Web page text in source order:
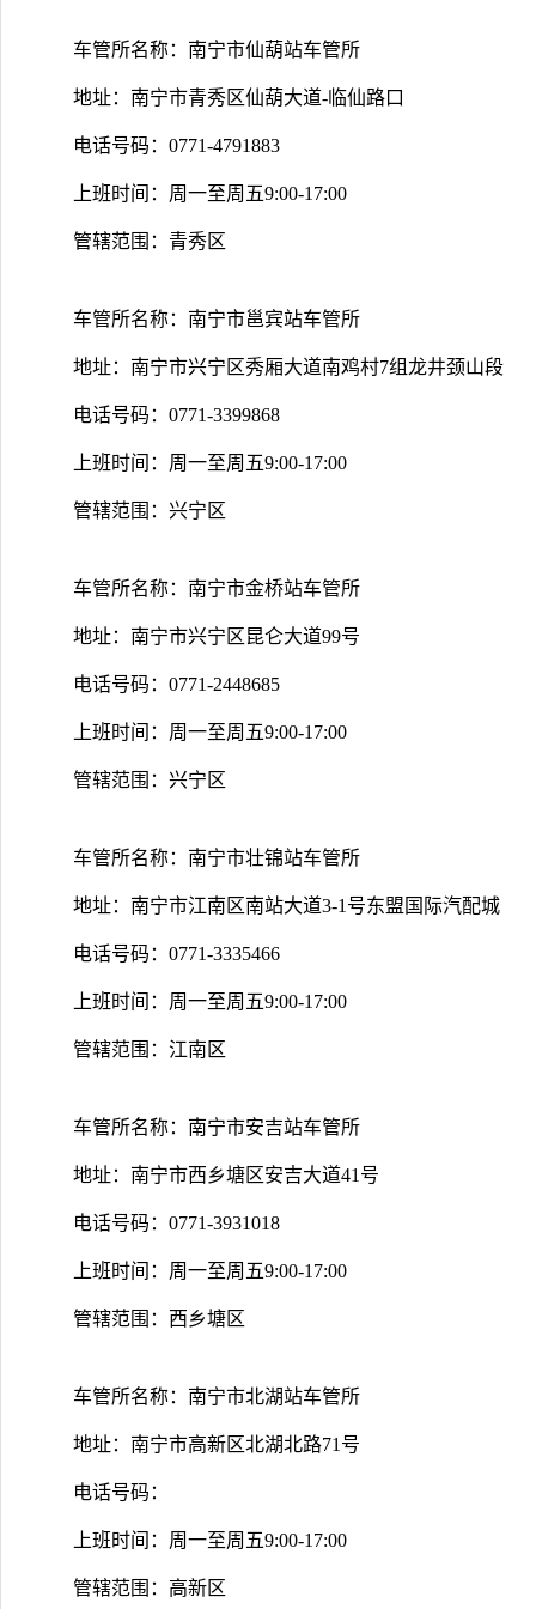
车管所名称：南宁市仙葫站车管所
地址：南宁市青秀区仙葫大道-临仙路口
电话号码：0771-4791883
上班时间：周一至周五9:00-17:00
管辖范围：青秀区
车管所名称：南宁市邕宾站车管所
地址：南宁市兴宁区秀厢大道南鸡村7组龙井颈山段
电话号码：0771-3399868
上班时间：周一至周五9:00-17:00
管辖范围：兴宁区
车管所名称：南宁市金桥站车管所
地址：南宁市兴宁区昆仑大道99号
电话号码：0771-2448685
上班时间：周一至周五9:00-17:00
管辖范围：兴宁区
车管所名称：南宁市壮锦站车管所
地址：南宁市江南区南站大道3-1号东盟国际汽配城
电话号码：0771-3335466
上班时间：周一至周五9:00-17:00
管辖范围：江南区
车管所名称：南宁市安吉站车管所
地址：南宁市西乡塘区安吉大道41号
电话号码：0771-3931018
上班时间：周一至周五9:00-17:00
管辖范围：西乡塘区
车管所名称：南宁市北湖站车管所
地址：南宁市高新区北湖北路71号
电话号码：
上班时间：周一至周五9:00-17:00
管辖范围：高新区